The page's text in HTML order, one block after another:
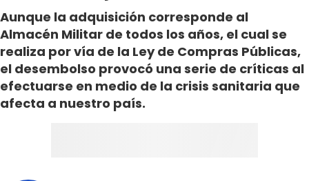
Aunque la adquisición corresponde al
Almacén Militar de todos los años, el cual se
realiza por vía de la Ley de Compras Públicas,
el desembolso provocó una serie de críticas al
efectuarse en medio de la crisis sanitaria que
afecta a nuestro país.